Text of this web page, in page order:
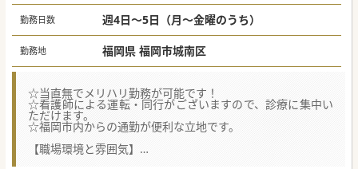
勤務日数 週4日～5日（月～金曜のうち）
勤務地 福岡県 福岡市城南区
☆当直無でメリハリ勤務が可能です！
☆看護師による運転・同行がございますので、診療に集中い
ただけます。
☆福岡市内からの通勤が便利な立地です。
【職場環境と雰囲気】
■2023年に新築移転したばかりのため、非常に綺麗な環境で